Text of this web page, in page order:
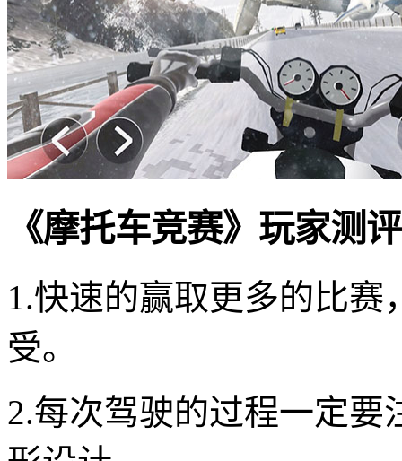
《摩托车竞赛》玩家测
1.快速的赢取更多的比
受。
2.每次驾驶的过程一定